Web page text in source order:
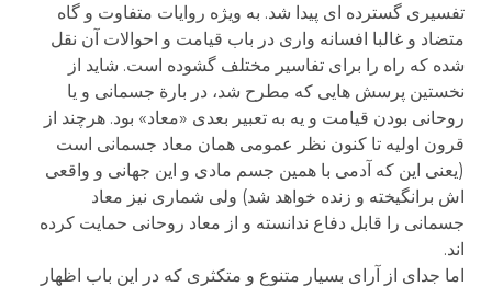
تفسیری گسترده ای پیدا شد. به ویژه روایات متفاوت و گاه
متضاد و غالبا افسانه واری در باب قیامت و احوالات آن نقل
شده که راه را برای تفاسیر مختلف گشوده است. شاید از
نخستین پرسش هایی که مطرح شد، در بارة جسمانی و یا
روحانی بودن قیامت و یه به تعبیر بعدی «معاد» بود. هرچند از
قرون اولیه تا کنون نظر عمومی همان معاد جسمانی است
(یعنی این که آدمی با همین جسم مادی و این جهانی و واقعی
اش برانگیخته و زنده خواهد شد) ولی شماری نیز معاد
جسمانی را قابل دفاع ندانسته و از معاد روحانی حمایت کرده
اند.
اما جدای از آرای بسیار متنوع و متکثری که در این باب اظهار